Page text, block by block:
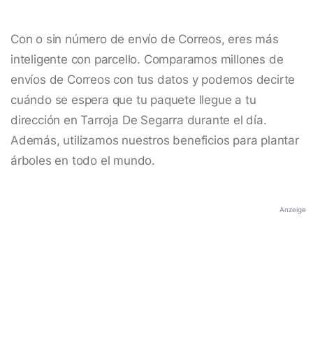
Con o sin número de envío de Correos, eres más
inteligente con parcello. Comparamos millones de
envíos de Correos con tus datos y podemos decirte
cuándo se espera que tu paquete llegue a tu
dirección en Tarroja De Segarra durante el día.
Además, utilizamos nuestros beneficios para plantar
árboles en todo el mundo.
Anzeige